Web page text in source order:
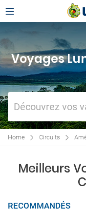
Voyages
Découvrez vos
Home Circuits
Meilleurs
RECOMMANDÉS